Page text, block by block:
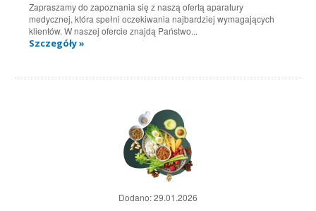
Zapraszamy do zapoznania się z naszą ofertą aparatury
medycznej, która spełni oczekiwania najbardziej wymagających
klientów. W naszej ofercie znajdą Państwo...
Szczegóły »
Dodano:29.01.2026